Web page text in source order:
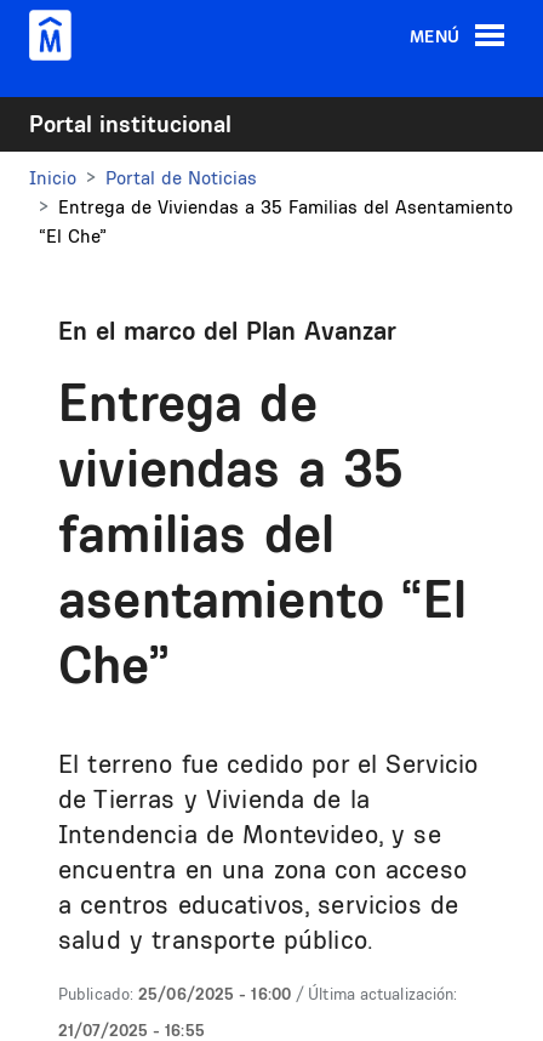
Pasar al contenido principal
MENÚ
Portal institucional
Inicio
Portal de Noticias
Entrega de Viviendas a 35 Familias del Asentamiento
“El Che”
En el marco del Plan Avanzar
Entrega de
viviendas a 35
familias del
asentamiento “El
Che”
El terreno fue cedido por el Servicio
de Tierras y Vivienda de la
Intendencia de Montevideo, y se
encuentra en una zona con acceso
a centros educativos, servicios de
salud y transporte público.
Publicado: 25/06/2025 - 16:00 / Última actualización:
21/07/2025 - 16:55